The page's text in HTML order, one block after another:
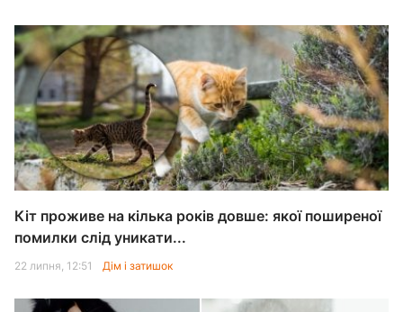
Кіт проживе на кілька років довше: якої поширеної
помилки слід уникати...
22 липня, 12:51 Дім і затишок